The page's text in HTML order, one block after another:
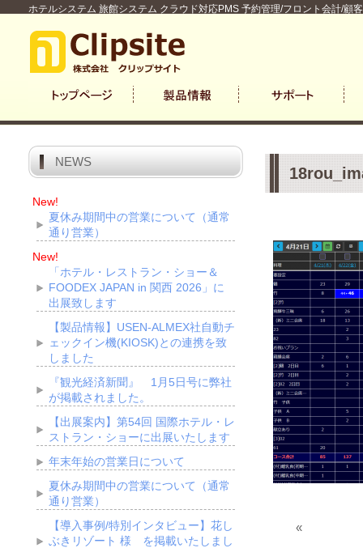
ホテルシステム 旅館システム クラウド対応PMS 予約管理/フロント会計/顧
«
NEWS
New!
夏休み期間中の営業について（通常
通り営業）
New!
「ホテル・レストラン・ショー＆
FOODEX JAPAN in 関西 2026」に
出展致します
【製品情報】USEN-ALMEX社自動チ
ェックイン機(KIOSK)との連携を致
しました
『観光経済新聞』 1月5日号に弊社
が掲載されました。
【出展案内】第54回 国際ホテル・レ
ストラン・ショーに出展いたします
年末年始の営業日について
夏休み期間中の営業について（通常
通り営業）
【導入事例/特別インタビュー】花し
ぶきリゾート 様 を掲載いたしまし